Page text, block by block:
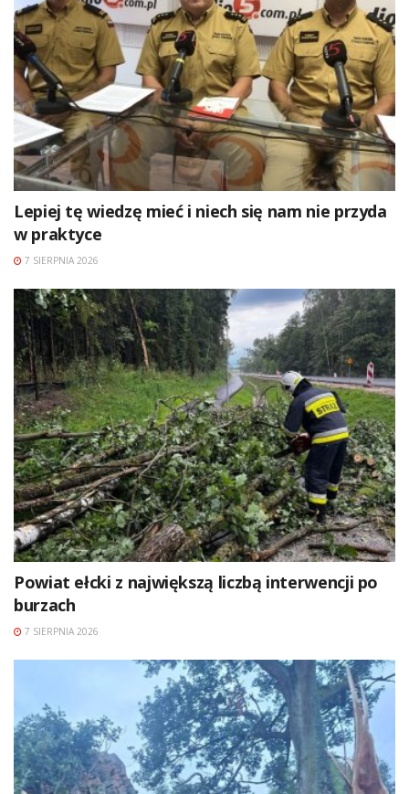
Lepiej tę wiedzę mieć i niech się nam nie przyda
w praktyce
7 SIERPNIA 2026
Powiat ełcki z największą liczbą interwencji po
burzach
7 SIERPNIA 2026